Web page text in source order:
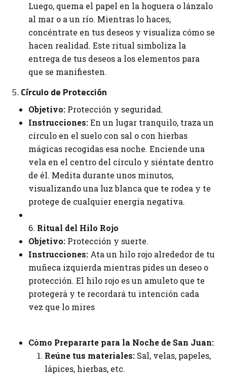
Luego, quema el papel en la hoguera o lánzalo
al mar o a un río. Mientras lo haces,
concéntrate en tus deseos y visualiza cómo se
hacen realidad. Este ritual simboliza la
entrega de tus deseos a los elementos para
que se manifiesten.
5.Círculo de Protección
Objetivo: Protección y seguridad.
Instrucciones:En un lugar tranquilo, traza un
círculo en el suelo con sal o con hierbas
mágicas recogidas esa noche. Enciende una
vela en el centro del círculo y siéntate dentro
de él. Medita durante unos minutos,
visualizando una luz blanca que te rodea y te
protege de cualquier energía negativa.
6. Ritual del Hilo Rojo
Objetivo: Protección y suerte.
Instrucciones: Ata un hilo rojo alrededor de tu
muñeca izquierda mientras pides un deseo o
protección. El hilo rojo es un amuleto que te
protegerá y te recordará tu intención cada
vez que lo mires
Cómo Prepararte para la Noche de San Juan:
Reúne tus materiales: Sal, velas, papeles,
lápices, hierbas, etc.